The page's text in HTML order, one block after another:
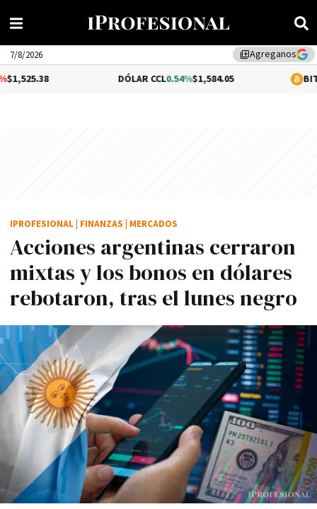
library_addAgreganos
7/8/2026
0.54%$1,584.05 1.1%
Acciones argentinas cerraron
mixtas y los bonos en dólares
rebotaron, tras el lunes negro
IPROFESIONAL FINANZAS MERCADOS